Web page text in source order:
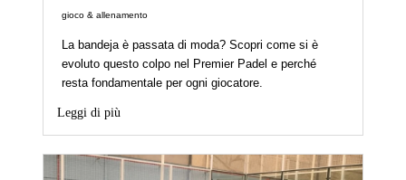
gioco & allenamento
La bandeja è passata di moda? Scopri come si è
evoluto questo colpo nel Premier Padel e perché
resta fondamentale per ogni giocatore.
Leggi di più